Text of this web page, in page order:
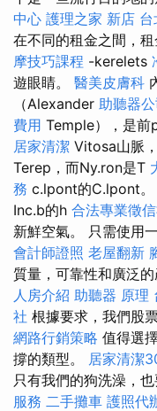
中心 護理之家 新店
在不同的租金之間，
摩技巧課程 -kerelets
遊眼睛。 醫美皮膚科
（Alexander 助聽器公
費用 Temple），是前
居家清潔 Vitosa山脈
Terep，而Ny.ron是T
務 c.lpont的C.lpont。
Inc.b的h 合法專業徵
新鮮空氣。 只需使用
會計師證照 老屋翻新
質量，可靠性和廣泛
人房介紹 助聽器 原理
社 根據要求，我們股
網路行銷策略 值得選
撐的類型。 居家清潔
只有我們的狗洗澡，
服務 二手攤車 護照代